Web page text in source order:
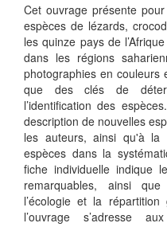
Cet ouvrage présente
espèces de lézards,
les quinze pays de
dans les régions
photographies en couleurs
que des clés de
l’identification des
description de nouvelles
les auteurs, ainsi qu'à la
espèces dans la
fiche individuelle indique
remarquables, ainsi
l’écologie et la répartition
l’ouvrage s’adresse